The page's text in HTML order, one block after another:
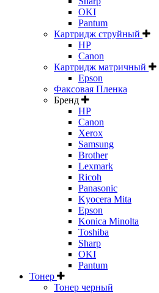
OKI
Pantum
Картридж струйный
HP
Canon
Картридж матричный
Epson
Факсовая Пленка
Бренд
HP
Canon
Xerox
Samsung
Brother
Lexmark
Ricoh
Panasonic
Kyocera Mita
Epson
Konica Minolta
Toshiba
Sharp
OKI
Pantum
Тонер
Тонер черный